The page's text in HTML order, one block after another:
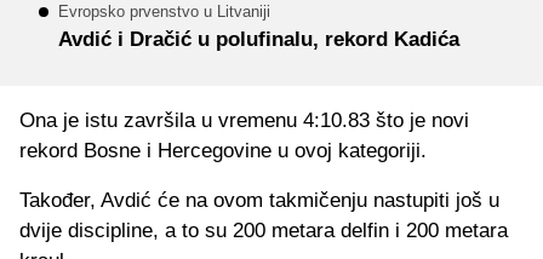
Evropsko prvenstvo u Litvaniji
Avdić i Dračić u polufinalu, rekord Kadića
Ona je istu završila u vremenu 4:10.83 što je novi
rekord Bosne i Hercegovine u ovoj kategoriji.
Također, Avdić će na ovom takmičenju nastupiti još u
dvije discipline, a to su 200 metara delfin i 200 metara